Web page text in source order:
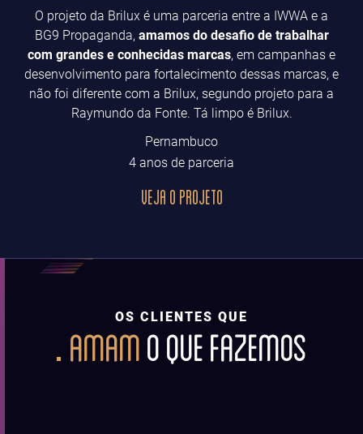
O projeto da Brilux é uma parceria entre a IWWA e a
BG9 Propaganda, amamos do desafio de trabalhar
com grandes e conhecidas marcas, em campanhas e
desenvolvimento para fortalecimento dessas marcas, e
não foi diferente com a Brilux, segundo projeto para a
Raymundo da Fonte. Tá limpo é Brilux.
Pernambuco
4 anos de parceria
VEJA O PROJETO
OS CLIENTES QUE
AMAMO QUE FAZEMOS